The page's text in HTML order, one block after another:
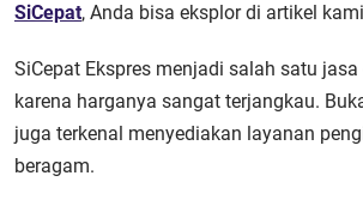
SiCepat, Anda bisa eksplor di artikel
SiCepat Ekspres menjadi salah satu
karena harganya sangat terjangkau.
juga terkenal menyediakan layanan
beragam.